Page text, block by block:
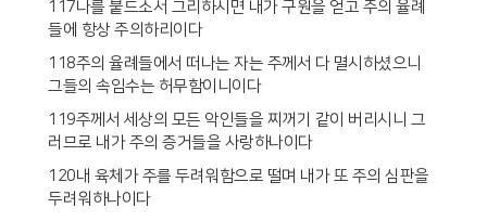
117나를 붙드소서 그리하시면 내가 구원을 얻고 주의 율례
들에 항상 주의하리이다
118주의 율례들에서 떠나는 자는 주께서 다 멸시하셨으니
그들의 속임수는 허무함이니이다
119주께서 세상의 모든 악인들을 찌꺼기 같이 버리시니 그
러므로 내가 주의 증거들을 사랑하나이다
120내 육체가 주를 두려워함으로 떨며 내가 또 주의 심판을
두려워하나이다